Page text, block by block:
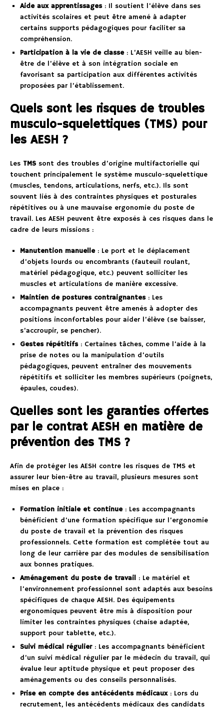
Aide aux apprentissages: Il soutient l’élève dans ses
activités scolaires et peut être amené à adapter
certains supports pédagogiques pour faciliter sa
compréhension.
Participation à la vie de classe: L’AESH veille au bien-
être de l’élève et à son intégration sociale en
favorisant sa participation aux différentes activités
proposées par l’établissement.
Quels sont les risques de troubles
musculo-squelettiques (TMS) pour
les AESH ?
Les TMS sont des troubles d’origine multifactorielle qui
touchent principalement le système musculo-squelettique
(muscles, tendons, articulations, nerfs, etc.). Ils sont
souvent liés à des contraintes physiques et posturales
répétitives ou à une mauvaise ergonomie du poste de
travail. Les AESH peuvent être exposés à ces risques dans le
cadre de leurs missions :
Manutention manuelle: Le port et le déplacement
d’objets lourds ou encombrants (fauteuil roulant,
matériel pédagogique, etc.) peuvent solliciter les
muscles et articulations de manière excessive.
Maintien de postures contraignantes: Les
accompagnants peuvent être amenés à adopter des
positions inconfortables pour aider l’élève (se baisser,
s’accroupir, se pencher).
Gestes répétitifs: Certaines tâches, comme l’aide à la
prise de notes ou la manipulation d’outils
pédagogiques, peuvent entraîner des mouvements
répétitifs et solliciter les membres supérieurs (poignets,
épaules, coudes).
Quelles sont les garanties offertes
par le contrat AESH en matière de
prévention des TMS ?
Afin de protéger les AESH contre les risques de TMS et
assurer leur bien-être au travail, plusieurs mesures sont
mises en place :
Formation initiale et continue: Les accompagnants
bénéficient d’une formation spécifique sur l’ergonomie
du poste de travail et la prévention des risques
professionnels. Cette formation est complétée tout au
long de leur carrière par des modules de sensibilisation
aux bonnes pratiques.
Aménagement du poste de travail : Le matériel et
l’environnement professionnel sont adaptés aux besoins
spécifiques de chaque AESH. Des équipements
ergonomiques peuvent être mis à disposition pour
limiter les contraintes physiques (chaise adaptée,
support pour tablette, etc.).
Suivi médical régulier: Les accompagnants bénéficient
d’un suivi médical régulier par le médecin du travail, qui
évalue leur aptitude physique et peut proposer des
aménagements ou des conseils personnalisés.
Prise en compte des antécédents médicaux: Lors du
recrutement, les antécédents médicaux des candidats